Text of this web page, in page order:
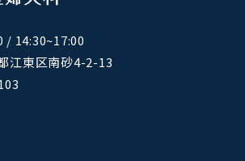
/ 14:30~17:00
江東区南砂4-2-13